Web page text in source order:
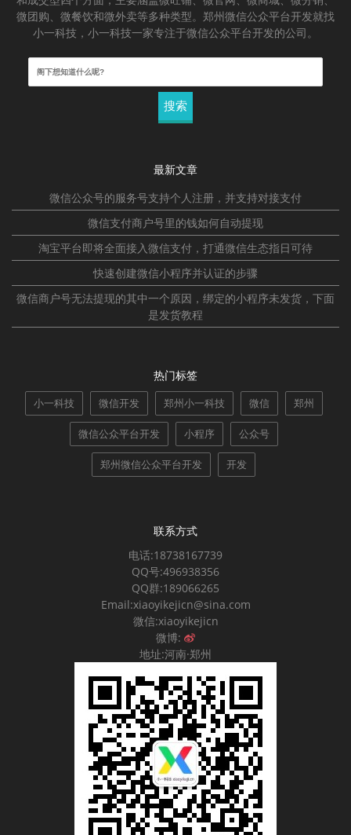
微团购、微餐饮和微外卖等多种类型。郑州微信公众平台开发就找
小一科技，小一科技一家专注于微信公众平台开发的公司。
索：
最新文章
微信公众号的服务号支持个人注册，并支持对接支付
微信支付商户号里的钱如何自动提现
淘宝平台即将全面接入微信支付，打通微信生态指日可待
快速创建微信小程序并认证的步骤
微信商户号无法提现的其中一个原因，绑定的小程序未发货，下面
是发货教程
热门标签
小一科技 微信开发 郑州小一科技 微信 郑州
微信公众平台开发 小程序 公众号
郑州微信公众平台开发 开发
联系方式
电话:18738167739
QQ号:496938356
QQ群:189066265
Email:xiaoyikejicn@sina.com
微信:xiaoyikejicn
微博:
地址:河南·郑州